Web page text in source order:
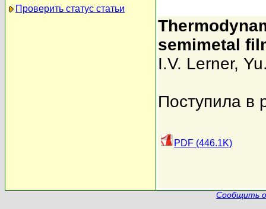
Проверить статус статьи
semimetal
I.V. Lerner,
Поступила в
PDF (446.1K)
Сообщить о